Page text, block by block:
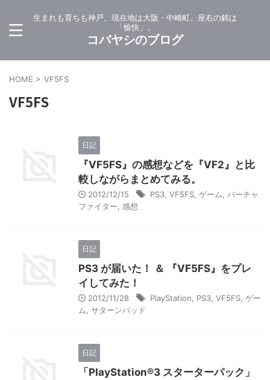
生まれも育ちも神戸。現在地は大阪・中崎町。座右の銘は
「愉快」。
コバヤシのブログ
HOME > VF5FS
VF5FS
日記
『VF5FS』の感想などを『VF2』と比
較しながらまとめてみる。
2012/12/15 PS3 VF5FS ゲーム
バーチャ
ファイター
感想
日記
PS3 が届いた！ ＆ 『VF5FS』をプレ
イしてみた！
2012/11/28 PlayStation PS3 VF5FS ゲー
ム
サターンパッド
日記
「PlayStation®3 スターターパック」